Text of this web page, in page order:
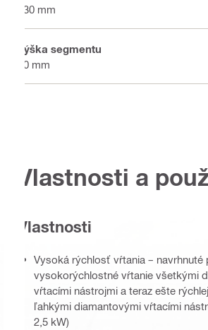
430 mm
Výška segmentu
10 mm
Vlastnosti a
Vlastnosti
Vysoká rýchlosť vŕtania – navrhnuté
vysokorýchlostné vŕtanie všetkými
vŕtacími nástrojmi a teraz ešte
ľahkými diamantovými vŕtacími
2,5 kW)